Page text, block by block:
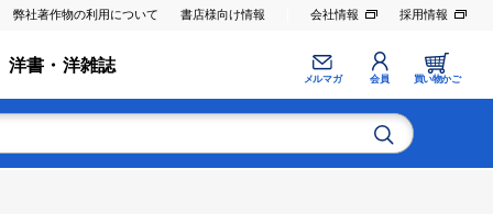
弊社著作物の利用について 書店様向け情報 会社情報 採用情報
洋書・洋雑誌
メルマガ 会員 買い物かご